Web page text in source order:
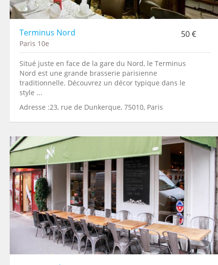
Terminus Nord 50 €
Paris 10e
Situé juste en face de la gare du Nord, le Terminus
Nord est une grande brasserie parisienne
traditionnelle. Découvrez un décor typique dans le
style ...
Adresse :23, rue de Dunkerque, 75010, Paris